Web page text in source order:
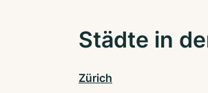
Städte in
Zürich